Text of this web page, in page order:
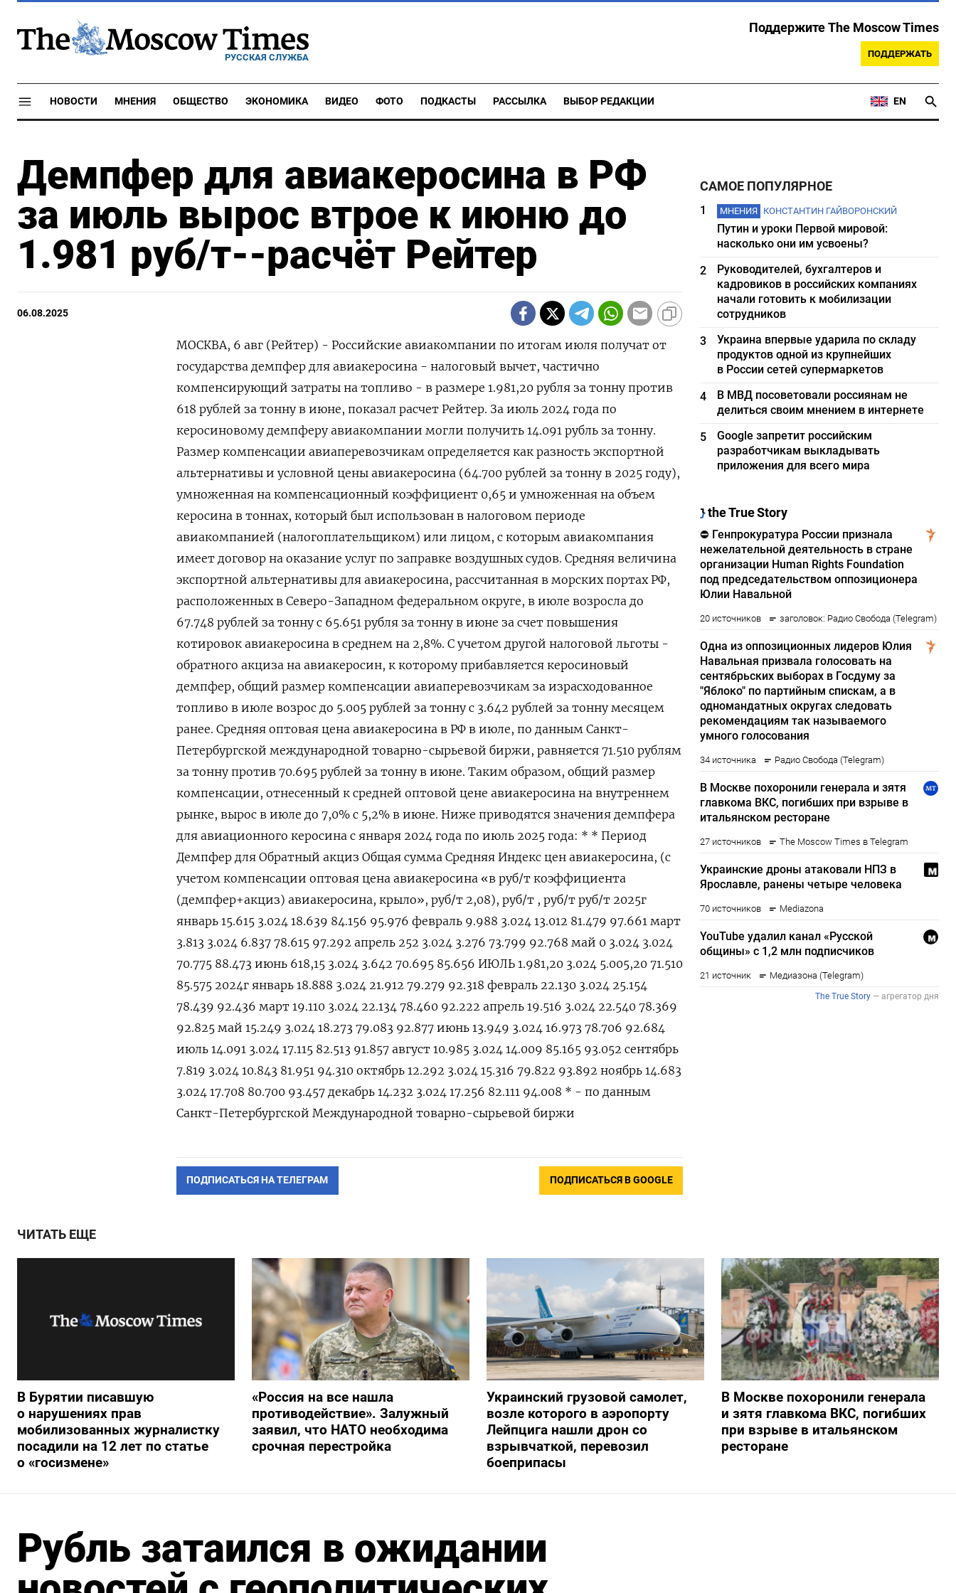
РУССКАЯ СЛУЖБА
Поддержите The Moscow Times
ПОДДЕРЖАТЬ
НОВОСТИ МНЕНИЯ ОБЩЕСТВО ЭКОНОМИКА ВИДЕО ФОТО ПОДКАСТЫ РАССЫЛКА ВЫБОР РЕДАКЦИИ EN
Демпфер для авиакеросина в РФ
за июль вырос втрое к июню до
1.981 руб/т--расчёт Рейтер
06.08.2025
МОСКВА, 6 авг (Рейтер) - Российские авиакомпании по итогам июля получат от
государства демпфер для авиакеросина - налоговый вычет, частично
компенсирующий затраты на топливо - в размере 1.981,20 рубля за тонну против
618 рублей за тонну в июне, показал расчет Рейтер. За июль 2024 года по
керосиновому демпферу авиакомпании могли получить 14.091 рубль за тонну.
Размер компенсации авиаперевозчикам определяется как разность экспортной
альтернативы и условной цены авиакеросина (64.700 рублей за тонну в 2025 году),
умноженная на компенсационный коэффициент 0,65 и умноженная на объем
керосина в тоннах, который был использован в налоговом периоде
авиакомпанией (налогоплательщиком) или лицом, с которым авиакомпания
имеет договор на оказание услуг по заправке воздушных судов. Средняя величина
экспортной альтернативы для авиакеросина, рассчитанная в морских портах РФ,
расположенных в Северо-Западном федеральном округе, в июле возросла до
67.748 рублей за тонну с 65.651 рубля за тонну в июне за счет повышения
котировок авиакеросина в среднем на 2,8%. С учетом другой налоговой льготы -
обратного акциза на авиакеросин, к которому прибавляется керосиновый
демпфер, общий размер компенсации авиаперевозчикам за израсходованное
топливо в июле возрос до 5.005 рублей за тонну с 3.642 рублей за тонну месяцем
ранее. Средняя оптовая цена авиакеросина в РФ в июле, по данным Санкт-
Петербургской международной товарно-сырьевой биржи, равняется 71.510 рублям
за тонну против 70.695 рублей за тонну в июне. Таким образом, общий размер
компенсации, отнесенный к средней оптовой цене авиакеросина на внутреннем
рынке, вырос в июле до 7,0% с 5,2% в июне. Ниже приводятся значения демпфера
для авиационного керосина с января 2024 года по июль 2025 года: * * Период
Демпфер для Обратный акциз Общая сумма Средняя Индекс цен авиакеросина, (с
учетом компенсации оптовая цена авиакеросина «в руб/т коэффициента
(демпфер+акциз) авиакеросина, крыло», руб/т 2,08), руб/т , руб/т руб/т 2025г
январь 15.615 3.024 18.639 84.156 95.976 февраль 9.988 3.024 13.012 81.479 97.661 март
3.813 3.024 6.837 78.615 97.292 апрель 252 3.024 3.276 73.799 92.768 май 0 3.024 3.024
70.775 88.473 июнь 618,15 3.024 3.642 70.695 85.656 ИЮЛЬ 1.981,20 3.024 5.005,20 71.510
85.575 2024г январь 18.888 3.024 21.912 79.279 92.318 февраль 22.130 3.024 25.154
78.439 92.436 март 19.110 3.024 22.134 78.460 92.222 апрель 19.516 3.024 22.540 78.369
92.825 май 15.249 3.024 18.273 79.083 92.877 июнь 13.949 3.024 16.973 78.706 92.684
июль 14.091 3.024 17.115 82.513 91.857 август 10.985 3.024 14.009 85.165 93.052 сентябрь
7.819 3.024 10.843 81.951 94.310 октябрь 12.292 3.024 15.316 79.822 93.892 ноябрь 14.683
3.024 17.708 80.700 93.457 декабрь 14.232 3.024 17.256 82.111 94.008 * - по данным
Санкт-Петербургской Международной товарно-сырьевой биржи
ПОДПИСАТЬСЯ НА ТЕЛЕГРАМ ПОДПИСАТЬСЯ В GOOGLE
САМОЕ ПОПУЛЯРНОЕ
1 МНЕНИЯ КОНСТАНТИН ГАЙВОРОНСКИЙ
Путин и уроки Первой мировой:
насколько они им усвоены?
2
Руководителей, бухгалтеров и
кадровиков в российских компаниях
начали готовить к мобилизации
сотрудников
3
Украина впервые ударила по складу
продуктов одной из крупнейших
в России сетей супермаркетов
4
В МВД посоветовали россиянам не
делиться своим мнением в интернете
5
Google запретит российским
разработчикам выкладывать
приложения для всего мира
ЧИТАТЬ ЕЩЕ
В Бурятии писавшую
о нарушениях прав
мобилизованных журналистку
посадили на 12 лет по статье
о «госизмене»
«Россия на все нашла
противодействие». Залужный
заявил, что НАТО необходима
срочная перестройка
Украинский грузовой самолет,
возле которого в аэропорту
Лейпцига нашли дрон со
взрывчаткой, перевозил
боеприпасы
В Москве похоронили генерала
и зятя главкома ВКС, погибших
при взрыве в итальянском
ресторане
Рубль затаился в ожидании